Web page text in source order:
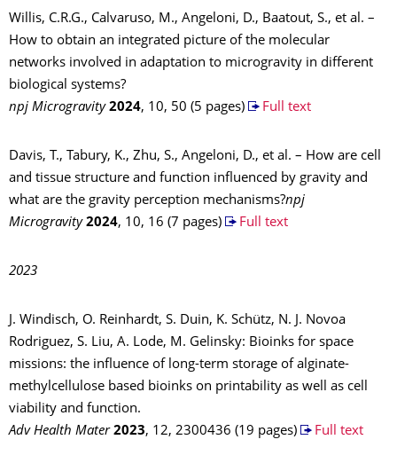
Willis, C.R.G., Calvaruso, M., Angeloni, D., Baatout, S., et al. –
How to obtain an integrated picture of the molecular
networks involved in adaptation to microgravity in different
biological systems?
npj Microgravity 2024, 10, 50 (5 pages) Full text
Davis, T., Tabury, K., Zhu, S., Angeloni, D., et al. – How are cell
and tissue structure and function influenced by gravity and
what are the gravity perception mechanisms?npj
Microgravity 2024, 10, 16 (7 pages) Full text
2023
J. Windisch, O. Reinhardt, S. Duin, K. Schütz, N. J. Novoa
Rodriguez, S. Liu, A. Lode, M. Gelinsky: Bioinks for space
missions: the influence of long-term storage of alginate-
methylcellulose based bioinks on printability as well as cell
viability and function.
Adv Health Mater 2023, 12, 2300436 (19 pages) Full text